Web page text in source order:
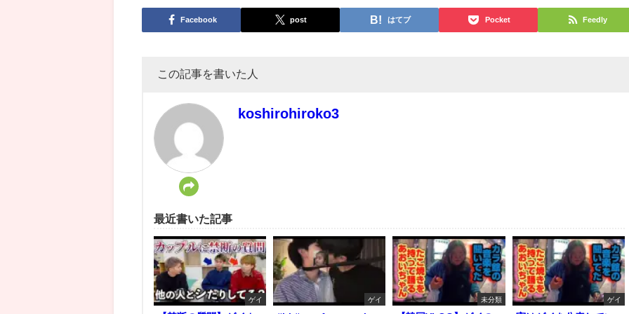
Facebook post はてブ Pocket Feedly
この記事を書いた人
koshirohiroko3
最近書いた記事
ゲイ ゲイ 未分類 ゲイ